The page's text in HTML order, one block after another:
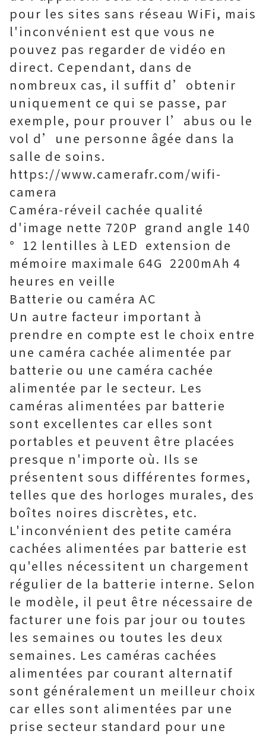
pour les sites sans réseau WiFi, mais
l'inconvénient est que vous ne
pouvez pas regarder de vidéo en
direct. Cependant, dans de
nombreux cas, il suffit d’obtenir
uniquement ce qui se passe, par
exemple, pour prouver l’abus ou le
vol d’une personne âgée dans la
salle de soins.
https://www.camerafr.com/wifi-
camera
Caméra-réveil cachée qualité
d'image nette 720P grand angle 140
° 12 lentilles à LED extension de
mémoire maximale 64G 2200mAh 4
heures en veille
Batterie ou caméra AC
Un autre facteur important à
prendre en compte est le choix entre
une caméra cachée alimentée par
batterie ou une caméra cachée
alimentée par le secteur. Les
caméras alimentées par batterie
sont excellentes car elles sont
portables et peuvent être placées
presque n'importe où. Ils se
présentent sous différentes formes,
telles que des horloges murales, des
boîtes noires discrètes, etc.
L'inconvénient des petite caméra
cachées alimentées par batterie est
qu'elles nécessitent un chargement
régulier de la batterie interne. Selon
le modèle, il peut être nécessaire de
facturer une fois par jour ou toutes
les semaines ou toutes les deux
semaines. Les caméras cachées
alimentées par courant alternatif
sont généralement un meilleur choix
car elles sont alimentées par une
prise secteur standard pour une